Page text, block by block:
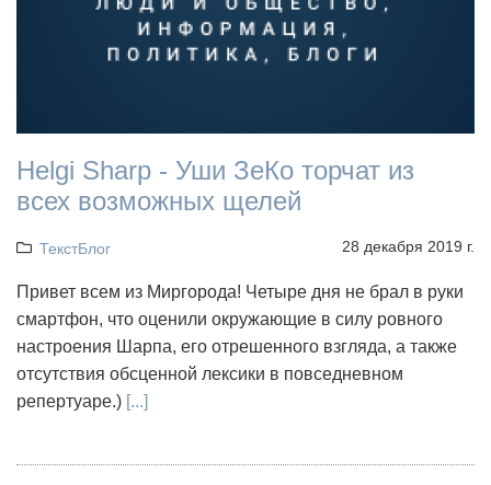
Helgi Sharp - Уши ЗеКо торчат из
всех возможных щелей
ТекстБлог 28 декабря 2019 г.
Привет всем из Миргорода! Четыре дня не брал в руки
смартфон, что оценили окружающие в силу ровного
настроения Шарпа, его отрешенного взгляда, а также
отсутствия обсценной лексики в повседневном
репертуаре.) [...]